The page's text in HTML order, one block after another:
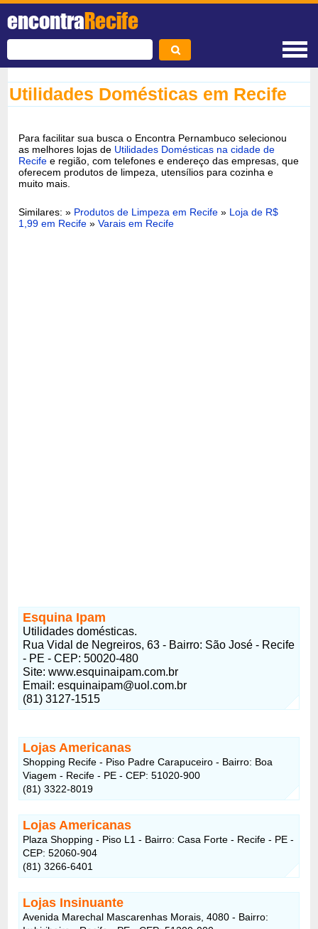
encontraRecife
Utilidades Domésticas em Recife
Para facilitar sua busca o Encontra Pernambuco selecionou
as melhores lojas de Utilidades Domésticas na cidade de
Recife e região, com telefones e endereço das empresas, que
oferecem produtos de limpeza, utensílios para cozinha e
muito mais.
Similares: » Produtos de Limpeza em Recife » Loja de R$
1,99 em Recife »Varais em Recife
Esquina Ipam
Utilidades domésticas.
Rua Vidal de Negreiros, 63 - Bairro: São José - Recife
- PE - CEP: 50020-480
Site: www.esquinaipam.com.br
Email: esquinaipam@uol.com.br
(81) 3127-1515
Lojas Americanas
Shopping Recife - Piso Padre Carapuceiro - Bairro: Boa
Viagem - Recife - PE - CEP: 51020-900
(81) 3322-8019
Lojas Americanas
Plaza Shopping - Piso L1 - Bairro: Casa Forte - Recife - PE -
CEP: 52060-904
(81) 3266-6401
Lojas Insinuante
Avenida Marechal Mascarenhas Morais, 4080 - Bairro: